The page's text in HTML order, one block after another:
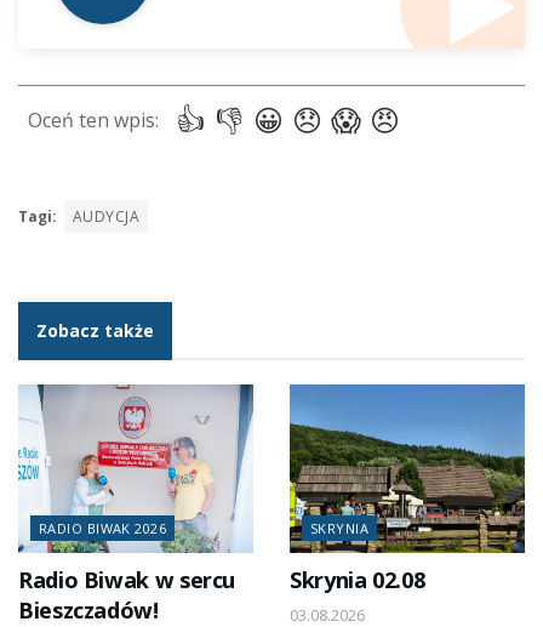
Tagi: AUDYCJA
Zobacz także
RADIO BIWAK 2026
Radio Biwak w sercu
Bieszczadów!
SKRYNIA
Skrynia 02.08
03.08.2026